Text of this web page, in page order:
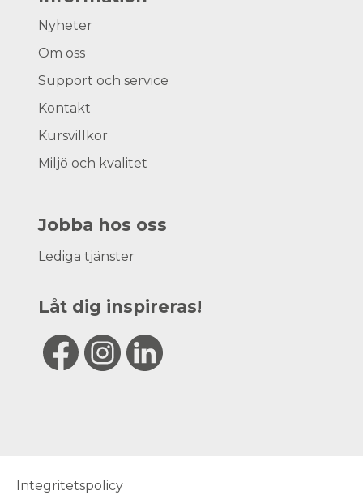
Nyheter
Om oss
Support och service
Kontakt
Kursvillkor
Miljö och kvalitet
Jobba hos oss
Lediga tjänster
Låt dig inspireras!
Integritetspolicy